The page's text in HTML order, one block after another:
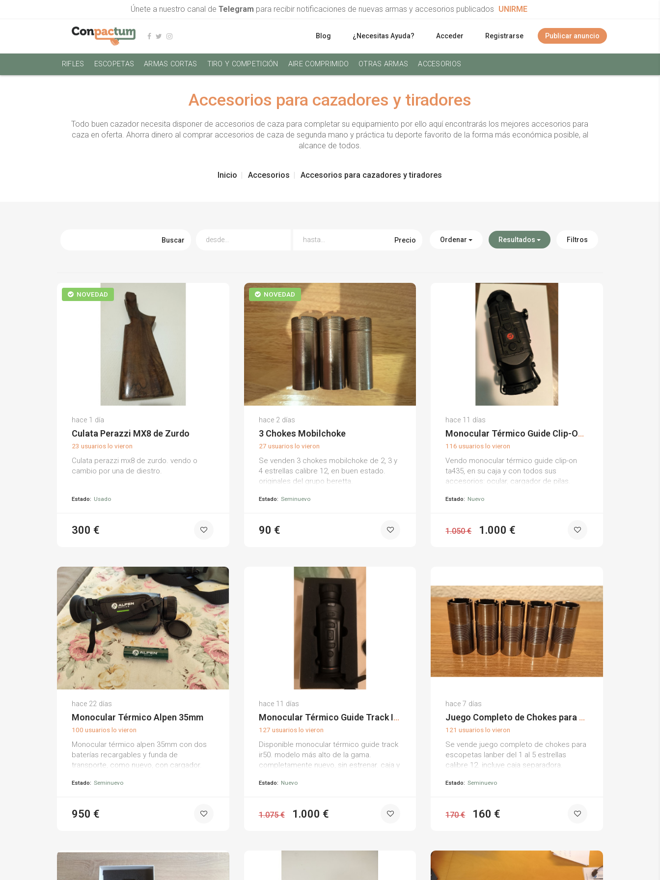
Únete a nuestro canal de Telegram para recibir notificaciones de nuevas armas y accesorios publicados UNIRME
Blog ¿Necesitas Ayuda? Acceder Registrarse Publicar anuncio
RIFLES ESCOPETAS ARMAS CORTAS TIRO Y COMPETICIÓN AIRE COMPRIMIDO OTRAS ARMAS ACCESORIOS
Accesorios para cazadores y tiradores
Todo buen cazador necesita disponer de accesorios de caza para completar su equipamiento por ello aquí encontrarás los mejores accesorios para
caza en oferta. Ahorra dinero al comprar accesorios de caza de segunda mano y práctica tu deporte favorito de la forma más económica posible, al
alcance de todos.
Inicio Accesorios Accesorios para cazadores y tiradores
Buscar Precio Ordenar Resultados Filtros
NOVEDAD
Ignacio C.
(0)
hace 1 día
Culata Perazzi MX8 de Zurdo
23 usuarios lo vieron
Culata perazzi mx8 de zurdo. vendo o
cambio por una de diestro.
Estado: Usado
300 €
NOVEDAD
Celestino B.
(0)
hace 2 días
3 Chokes Mobilchoke
27 usuarios lo vieron
Se venden 3 chokes mobilchoke de 2, 3 y
4 estrellas calibre 12, en buen estado.
originales del grupo beretta.
Estado: Seminuevo
90 €
Eloy R.
hace 11 días
Monocular Térmico Guide Clip-On TA435
116 usuarios lo vieron
Vendo monocular térmico guide clip-on
ta435, en su caja y con todos sus
accesorios: ocular, cargador de pilas.
precio 1.000 €.
Estado: Nuevo
1.050 € 1.000 €
Joaquín T.
hace 22 días
Monocular Térmico Alpen 35mm
100 usuarios lo vieron
Monocular térmico alpen 35mm con dos
baterías recargables y funda de
transporte, como nuevo, con cargador.
Estado: Seminuevo
950 €
Eloy R.
hace 11 días
Monocular Térmico Guide Track IR50
127 usuarios lo vieron
Disponible monocular térmico guide track
ir50. modelo más alto de la gama.
completamente nuevo, sin estrenar. caja y
Estado: Nuevo
1.075 € 1.000 €
Celestino B.
(0)
hace 7 días
Juego Completo de Chokes para Escopetas Lanber
121 usuarios lo vieron
Se vende juego completo de chokes para
escopetas lanber del 1 al 5 estrellas
calibre 12. incluye caja separadora.
Estado: Seminuevo
170 € 160 €